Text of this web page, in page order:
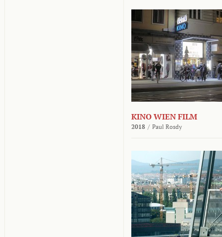
KINO WIEN FILM
2018 / Paul Rosdy